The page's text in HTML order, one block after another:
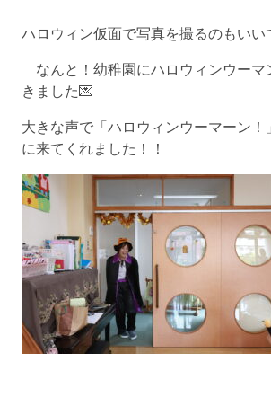
ハロウィン仮面で写真を撮るのもいい
なんと！幼稚園にハロウィンウーマ
きました💌
大きな声で「ハロウィンウーマーン！
に来てくれました！！